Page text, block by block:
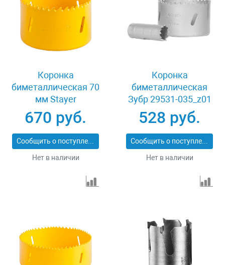
Коронка
биметаллическая 70
мм Stayer
PROFESSIONAL
29547-070
670 руб.
Сообщить о поступлении
Нет в наличии
Коронка
биметаллическая
Зубр 29531-035_z01
528 руб.
Сообщить о поступлении
Нет в наличии